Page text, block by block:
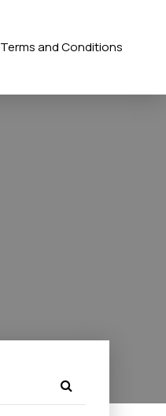
Terms and Conditions